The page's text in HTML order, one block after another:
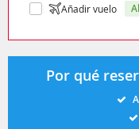
Añadir vuelo
Por qué